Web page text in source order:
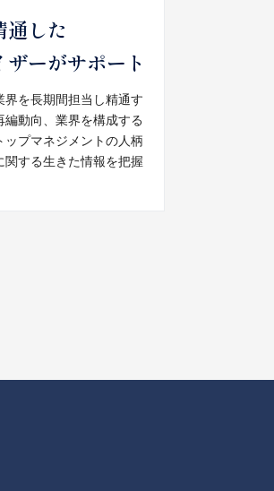
通した
ザーがサポート
を長期間担当し精通す
動向、業界を構成する
プマネジメントの人柄
する生きた情報を把握